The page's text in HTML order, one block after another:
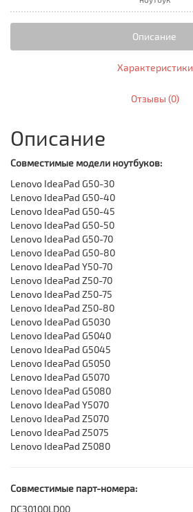
Описание
Характеристики
Отзывы (0)
Описание
Совместимые модели ноутбуков:
Lenovo IdeaPad G50-30
Lenovo IdeaPad G50-40
Lenovo IdeaPad G50-45
Lenovo IdeaPad G50-50
Lenovo IdeaPad G50-70
Lenovo IdeaPad G50-80
Lenovo IdeaPad Y50-70
Lenovo IdeaPad Z50-70
Lenovo IdeaPad Z50-75
Lenovo IdeaPad Z50-80
Lenovo IdeaPad G5030
Lenovo IdeaPad G5040
Lenovo IdeaPad G5045
Lenovo IdeaPad G5050
Lenovo IdeaPad G5070
Lenovo IdeaPad G5080
Lenovo IdeaPad Y5070
Lenovo IdeaPad Z5070
Lenovo IdeaPad Z5075
Lenovo IdeaPad Z5080
Совместимые парт-номера:
DC30100LD00